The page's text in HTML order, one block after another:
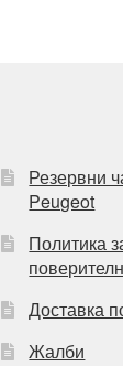
Резервни
Peugeot
Политика
Доставка
Жалби